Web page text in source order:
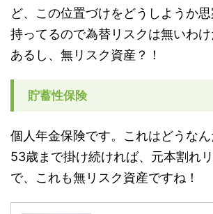
ど、この位置づけをどうしようか
持ってるので為替リスクは無いわ
あるし、無リスク資産？！
貯蓄性保険
個人年金保険です。これはどうなん
53歳まで掛け続ければ、元本割れ
で、これも無リスク資産ですね！